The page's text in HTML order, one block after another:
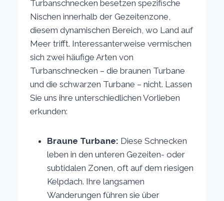
Turbanschnecken besetzen spezifische
Nischen innerhalb der Gezeitenzone,
diesem dynamischen Bereich, wo Land auf
Meer trifft. Interessanterweise vermischen
sich zwei häufige Arten von
Turbanschnecken – die braunen Turbane
und die schwarzen Turbane – nicht. Lassen
Sie uns ihre unterschiedlichen Vorlieben
erkunden:
Braune Turbane: Diese Schnecken
leben in den unteren Gezeiten- oder
subtidalen Zonen, oft auf dem riesigen
Kelpdach. Ihre langsamen
Wanderungen führen sie über